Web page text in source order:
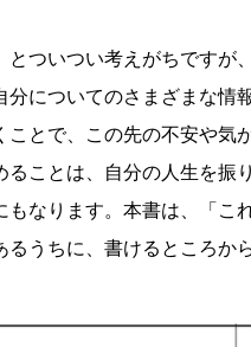
とついつい考えがちです
分についてのさまざまな情
ことで、この先の不安や気
ることは、自分の人生を振
もなります。本書は、「こ
るうちに、書けるところか